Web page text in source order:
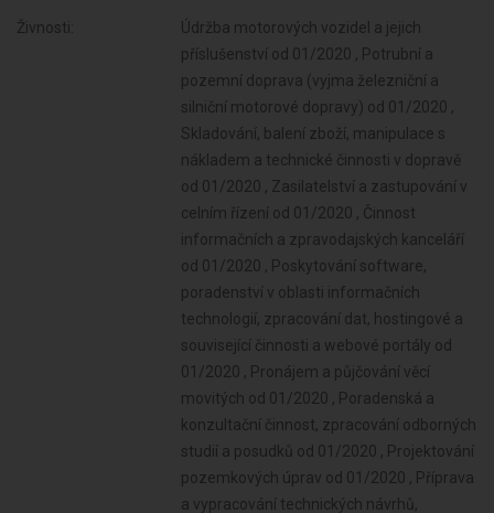
Živnosti: Údržba motorových vozidel a jejich příslušenství od 01/2020 , Potrubní a pozemní doprava (vyjma železniční a silniční motorové dopravy) od 01/2020 , Skladování, balení zboží, manipulace s nákladem a technické činnosti v dopravě od 01/2020 , Zasilatelství a zastupování v celním řízení od 01/2020 , Činnost informačních a zpravodajských kanceláří od 01/2020 , Poskytování software, poradenství v oblasti informačních technologií, zpracování dat, hostingové a související činnosti a webové portály od 01/2020 , Pronájem a půjčování věcí movitých od 01/2020 , Poradenská a konzultační činnost, zpracování odborných studií a posudků od 01/2020 , Projektování pozemkových úprav od 01/2020 , Příprava a vypracování technických návrhů, grafické a kresličské práce od 01/2020 , Projektování elektrických zařízení od 01/2020 , Výzkum a vývoj v oblasti přírodních a technických věd nebo společenských věd od 01/2020 , Testování, měření, analýzy a kontroly od 01/2020 , Reklamní činnost, marketing, mediální zastoupení od 01/2020 , Fotografické služby od 01/2020 , Překladatelská a tlumočnická činnost od 01/2020 , Provozování cestovní agentury a průvodcovská činnost v oblasti cestovního ruchu od 01/2020 , Mimoškolní výchova a vzdělávání, pořádání kurzů, školení, včetně lektorské činnosti od 01/2020 , Provozování kulturních, kulturně-vzdělávacích a zábavních zařízení, pořádání kulturních produkcí, zábav, výstav, veletrhů, přehlídek, prodejních a obdobných akcí od 01/2020 , Provozování tělovýchovných a sportovních zařízení a organizování sportovní činnosti od 01/2020 , Praní pro domácnost, žehlení, opravy a údržba oděvů, bytového textilu a osobního zboží od 01/2020 , Opravy a údržba potřeb pro domácnost, předmětů kulturní povahy, výrobků jemné mechaniky, optických přístrojů a měřidel od 01/2020 , Poskytování služeb osobního charakteru a pro osobní hygienu od 01/2020 , Poskytování služeb pro rodinu a domácnost od 01/2020 , Výroba, obchod a služby jinde nezařazené od 01/2020 , Činnost odborného lesního hospodáře a vyhotovování lesních hospodářských plánů a osnov od 01/2020 , Diagnostická, zkušební a poradenská činnost v ochraně rostlin a ošetřování rostlin, rostlinných produktů, objektů a půdy proti škodlivým organismům přípravky na ochranu rostlin nebo biocidními přípravky od 01/2020 , Nakládání s reprodukčním materiálem lesních dřevin od 01/2020 , Úprava nerostů, dobývání rašeliny a bahna od 01/2020 , Chov zvířat a jejich výcvik (s výjimkou živočišné výroby) od 01/2020 , Výroba koksu, surového dehtu a jiných pevných paliv od 01/2020 , Výroba potravinářských a škrobárenských výrobků od 01/2020 , Výroba chemických látek a chemických směsí nebo předmětů a kosmetických přípravků od 01/2020 , Pěstitelské pálení od 01/2020 , Výroba hnojiv od 01/2020 , Výroba plastových a pryžových výrobků od 01/2020 , Výroba textilií, textilních výrobků, oděvů a oděvních doplňků od 01/2020 , Výroba a zpracování skla od 01/2020 , Výroba a opravy obuvi, brašnářského a sedlářského zboží od 01/2020 , Výroba stavebních hmot, porcelánových, keramických a sádrových výrobků od 01/2020 , Zpracování dřeva, výroba dřevěných, korkových, proutěných a slaměných výrobků od 01/2020 , Výroba brusiv a ostatních minerálních nekovových výrobků od 01/2020 , Výroba vlákniny, papíru a lepenky a zboží z těchto materiálů od 01/2020 , Broušení technického a šperkového kamene od 01/2020 , Vydavatelské činnosti, polygrafická výroba, knihařské a kopírovací práce od 01/2020 , Výroba a hutní zpracování železa, drahých a neželezných kovů a jejich slitin od 01/2020 , Výroba, rozmnožování, distribuce, prodej, pronájem zvukových a zvukově-obrazových záznamů a výroba nenahraných nosičů údajů a záznamů od 01/2020 , Výroba kovových konstrukcí a kovodělných výrobků od 01/2020 , Umělecko-řemeslné zpracování kovů od 01/2020 , Povrchové úpravy a svařování kovů a dalších materiálů od 01/2020 , Výroba elektronických součástek, elektrických zařízení a výroba a opravy elektrických strojů, přístrojů a elektronických zařízení pracujících na malém napětí od 01/2020